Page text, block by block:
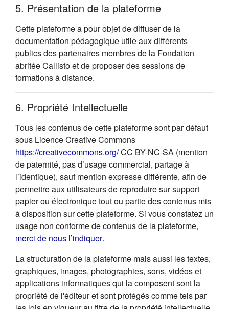
5. Présentation de la plateforme
Cette plateforme a pour objet de diffuser de la
documentation pédagogique utile aux différents
publics des partenaires membres de la Fondation
abritée Callisto et de proposer des sessions de
formations à distance.
6. Propriété Intellectuelle
Tous les contenus de cette plateforme sont par défaut
sous Licence Creative Commons
https://creativecommons.org/(s'ouvre dans un nouvel
CC BY-NC-SA (mention
de paternité, pas d’usage commercial, partage à
l’identique), sauf mention expresse différente, afin de
permettre aux utilisateurs de reproduire sur support
papier ou électronique tout ou partie des contenus mis
à disposition sur cette plateforme. Si vous constatez un
usage non conforme de contenus de la plateforme,
merci de nous l’indiquer(s'ouvre dans un nouvel onglet)
.
La structuration de la plateforme mais aussi les textes,
graphiques, images, photographies, sons, vidéos et
applications informatiques qui la composent sont la
propriété de l'éditeur et sont protégés comme tels par